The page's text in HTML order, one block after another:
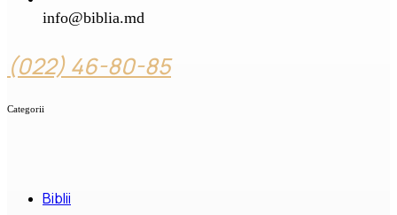
info@biblia.md
(022) 46-80-85
Categorii
Biblii